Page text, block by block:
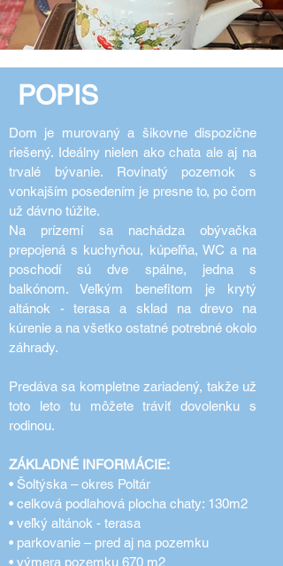
POPIS
Dom je murovaný a šikovne dispozične
riešený. Ideálny nielen ako chata ale aj na
trvalé bývanie. Rovinatý pozemok s
vonkajším posedením je presne to, po čom
už dávno túžite.
Na prízemí sa nachádza obývačka
prepojená s kuchyňou, kúpeľňa, WC a na
poschodí sú dve spálne, jedna s
balkónom. Veľkým benefitom je krytý
altánok - terasa a sklad na drevo na
kúrenie a na všetko ostatné potrebné okolo
záhrady.
Predáva sa kompletne zariadený, takže už
toto leto tu môžete tráviť dovolenku s
rodinou.
ZÁKLADNÉ INFORMÁCIE:
• Šoltýska – okres Poltár
• celková podlahová plocha chaty: 130m2
• veľký altánok - terasa
• parkovanie – pred aj na pozemku
• výmera pozemku 670 m2